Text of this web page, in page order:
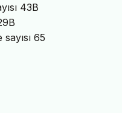
43B
65